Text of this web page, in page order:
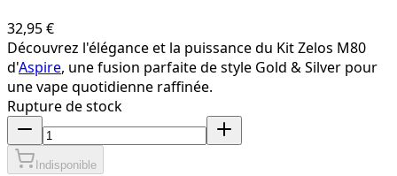
32,95 €
Découvrez l'élégance et la puissance du Kit Zelos M80
d'Aspire, une fusion parfaite de style Gold & Silver pour
une vape quotidienne raffinée.
Rupture de stock
Indisponible